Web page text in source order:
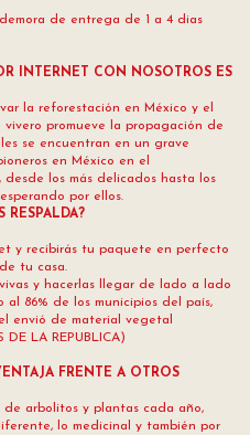
de entrega de 1 a 4 dias
INTERNET CON NOSOTROS ES
la reforestación en México y el
promueve la propagación de
se encuentran en un grave
en México en el
los más delicados hasta los
por ellos.
RESPALDA?
y recibirás tu paquete en perfecto
tu casa.
y hacerlas llegar de lado a lado
86% de los municipios del país,
envió de material vegetal
LA REPUBLICA)
FRENTE A OTROS
de arbolitos y plantas cada año,
lo medicinal y también por